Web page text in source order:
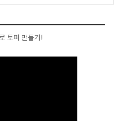
토퍼 만들기!